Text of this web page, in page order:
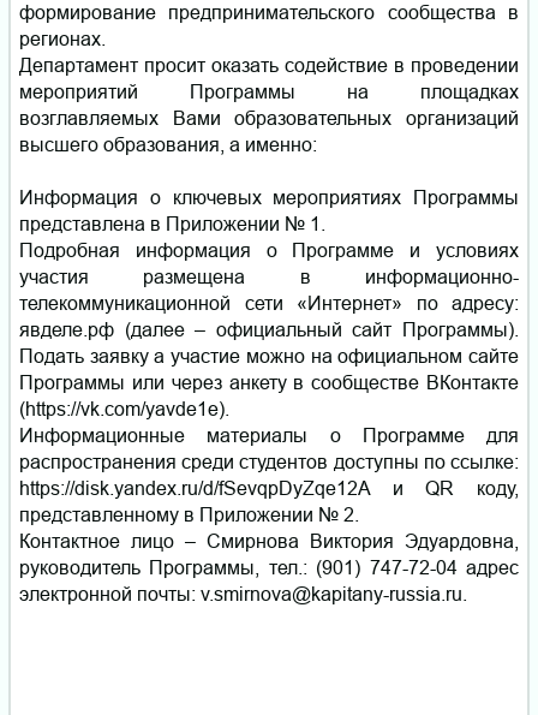
формирование предпринимательского сообщества в
регионах.
Департамент просит оказать содействие в проведении
мероприятий Программы на площадках
возглавляемых Вами образовательных организаций
высшего образования, а именно:
Информация о ключевых мероприятиях Программы
представлена в Приложении № 1.
Подробная информация о Программе и условиях
участия размещена в информационно-
телекоммуникационной сети «Интернет» по адресу:
явделе.рф (далее – официальный сайт Программы).
Подать заявку а участие можно на официальном сайте
Программы или через анкету в сообществе ВКонтакте
(https://vk.com/yavde1e).
Информационные материалы о Программе для
распространения среди студентов доступны по ссылке:
https://disk.yandex.ru/d/fSevqpDyZqe12A и QR коду,
представленному в Приложении № 2.
Контактное лицо – Смирнова Виктория Эдуардовна,
руководитель Программы, тел.: (901) 747-72-04 адрес
электронной почты: v.smirnova@kapitany-russia.ru.